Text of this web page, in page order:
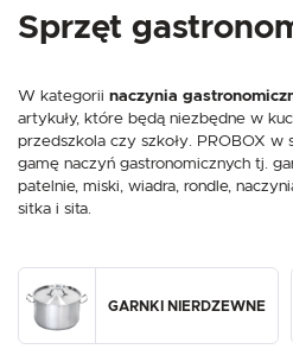
Sprzęt
W kategorii naczynia
artykuły, które będą niezbędne w
przedszkola czy szkoły. PROBOX w
gamę naczyń gastronomicznych tj.
patelnie, miski, wiadra, rondle,
sitka i sita.
GARNKI NIERDZEWNE
USTAWIENIA
cookies lub zaakceptować je
momencie możesz dokonać
Niezbędne
Pliki cookies odpowiadają na
m.in. dostosowania Twoich ustawień
wypełniania formularzy. Dzięki plikom
Więcej
polski
Polski złoty (PLN)
ZAPISZ